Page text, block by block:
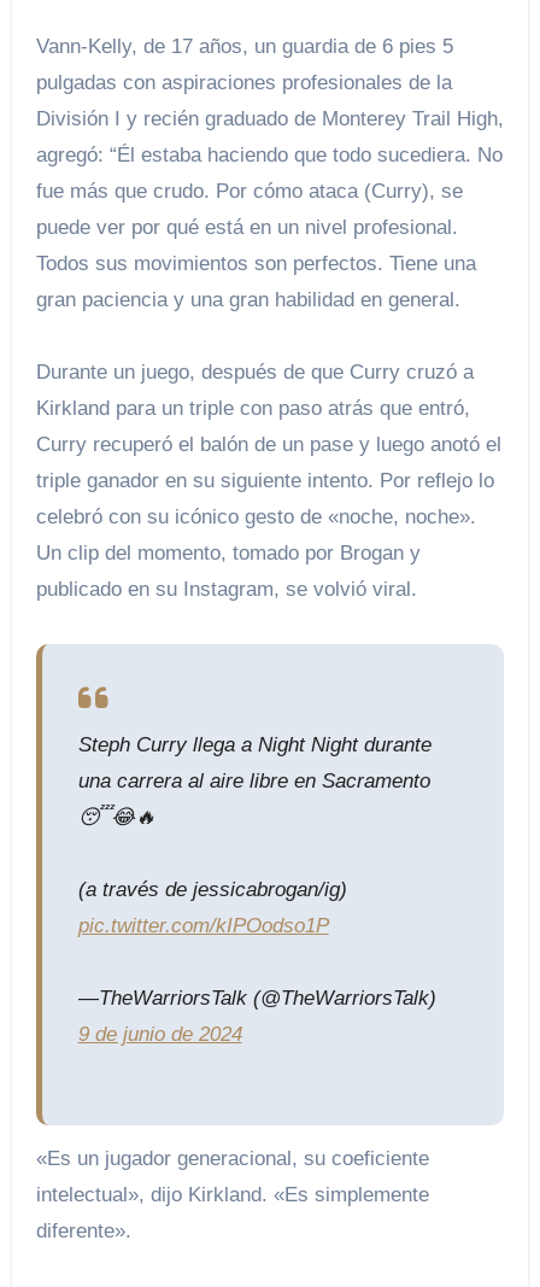
Vann-Kelly, de 17 años, un guardia de 6 pies 5
pulgadas con aspiraciones profesionales de la
División I y recién graduado de Monterey Trail High,
agregó: “Él estaba haciendo que todo sucediera. No
fue más que crudo. Por cómo ataca (Curry), se
puede ver por qué está en un nivel profesional.
Todos sus movimientos son perfectos. Tiene una
gran paciencia y una gran habilidad en general.
Durante un juego, después de que Curry cruzó a
Kirkland para un triple con paso atrás que entró,
Curry recuperó el balón de un pase y luego anotó el
triple ganador en su siguiente intento. Por reflejo lo
celebró con su icónico gesto de «noche, noche».
Un clip del momento, tomado por Brogan y
publicado en su Instagram, se volvió viral.
Steph Curry llega a Night Night durante
una carrera al aire libre en Sacramento
😴😂🔥
(a través de jessicabrogan/ig)
pic.twitter.com/kIPOodso1P
—TheWarriorsTalk (@TheWarriorsTalk)
9 de junio de 2024
«Es un jugador generacional, su coeficiente
intelectual», dijo Kirkland. «Es simplemente
diferente».